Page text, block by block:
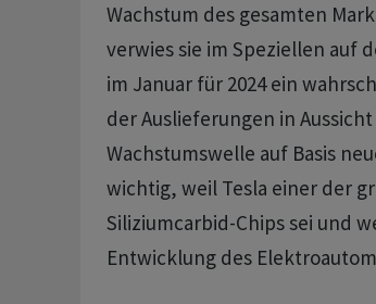
Wachstum des gesamten
verwies sie im Speziellen auf
im Januar für 2024 ein
der Auslieferungen in
Wachstumswelle auf Basis
wichtig, weil Tesla einer der
Siliziumcarbid-Chips sei und
Entwicklung des